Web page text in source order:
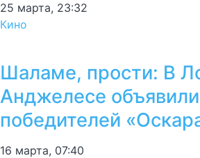
25 марта, 23:32
Кино
Шаламе, прости: В
Анджелесе объявили
победителей
16 марта, 07:40